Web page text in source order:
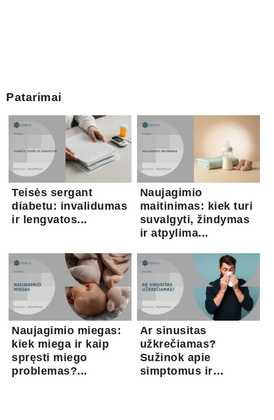
Patarimai
Teisės sergant
diabetu: invalidumas
ir lengvatos...
Naujagimio
maitinimas: kiek turi
suvalgyti, žindymas
ir atpylima...
Naujagimio miegas:
kiek miega ir kaip
spręsti miego
problemas?...
Ar sinusitas
užkrečiamas?
Sužinok apie
simptomus ir